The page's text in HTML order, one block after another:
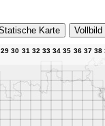
Karte Vollbild